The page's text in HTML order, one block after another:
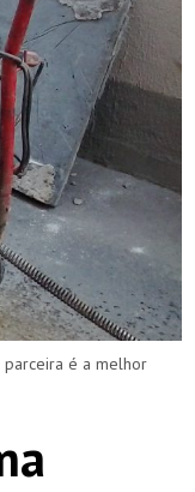
parceira é a melhor